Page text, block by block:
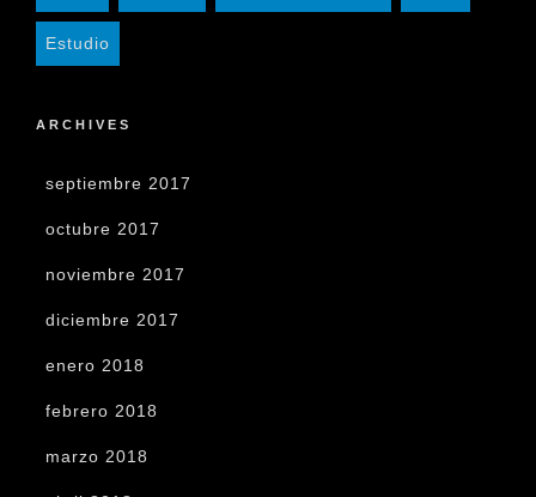
Estudio
ARCHIVES
septiembre 2017
octubre 2017
noviembre 2017
diciembre 2017
enero 2018
febrero 2018
marzo 2018